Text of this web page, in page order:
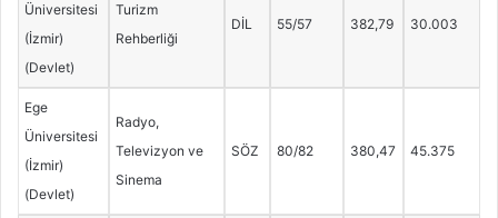
Üniversitesi
(İzmir)
(Devlet)
Turizm
Rehberliği
DİL 55/57 382,79 30.003
Ege
Üniversitesi
(İzmir)
(Devlet)
Radyo,
Televizyon ve
Sinema
SÖZ 80/82 380,47 45.375